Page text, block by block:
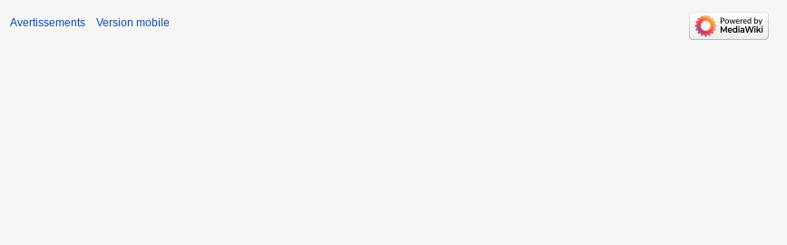
Avertissements Version mobile